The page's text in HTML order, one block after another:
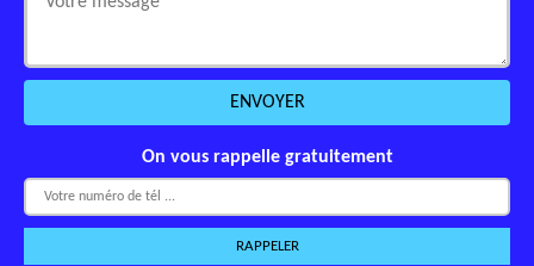
On vous rappelle gratuitement